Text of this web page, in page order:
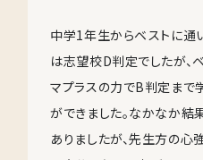
中学1年生からベストに通
は志望校D判定でしたが、
マプラスの力でB判定まで
ができました。なかなか結
ありましたが、先生方の